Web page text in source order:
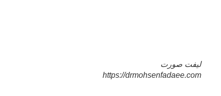
لیفت صورت
https://drmohsenfadaee.com